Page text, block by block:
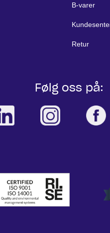
B-varer
Retur
Følg oss på: